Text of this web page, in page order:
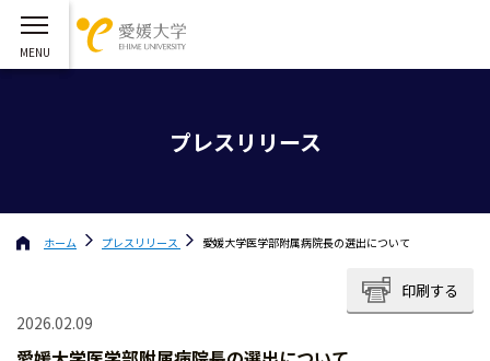
プレスリリース
ホーム プレスリリース 愛媛大学医学部附属病院長の選出について
印刷する
2026.02.09